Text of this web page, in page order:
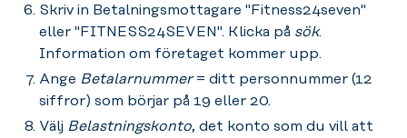
Skriv in Betalningsmottagare "Fitness24seven"
eller "FITNESS24SEVEN". Klicka på sök.
Information om företaget kommer upp.
Ange Betalarnummer= ditt personnummer (12
siffror) som börjar på 19 eller 20.
Välj Belastningskonto, det konto som du vill att